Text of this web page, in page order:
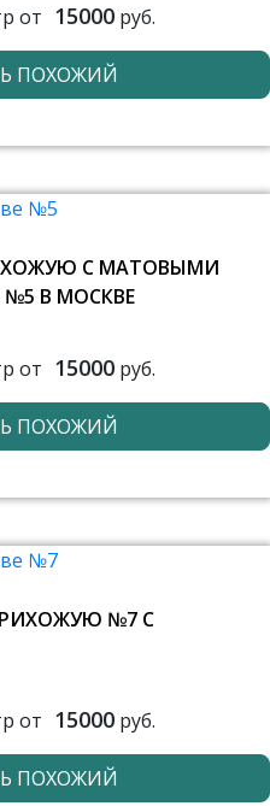
от 15000руб.
ПОХОЖИЙ
С МАТОВЫМИ
В МОСКВЕ
от 15000руб.
ПОХОЖИЙ
№7 С
от 15000руб.
ПОХОЖИЙ